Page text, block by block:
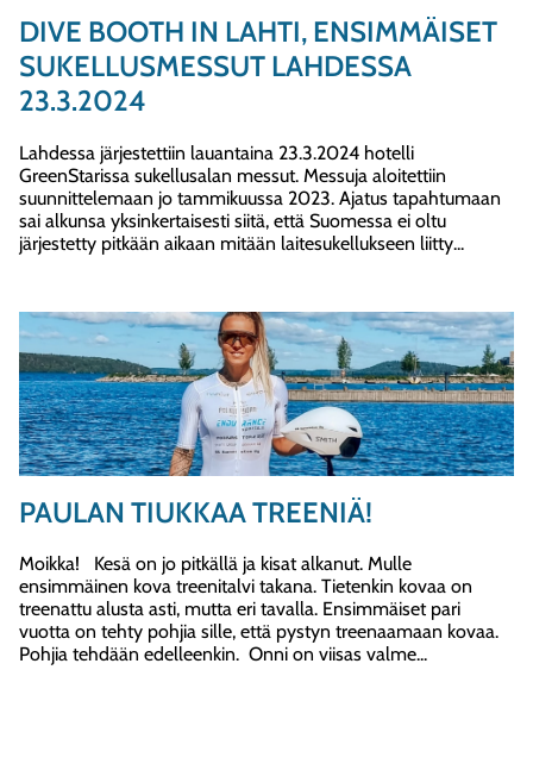
DIVE BOOTH IN LAHTI, ENSIMMÄISET
SUKELLUSMESSUT LAHDESSA
23.3.2024
Lahdessa järjestettiin lauantaina 23.3.2024 hotelli
GreenStarissa sukellusalan messut. Messuja aloitettiin
suunnittelemaan jo tammikuussa 2023. Ajatus tapahtumaan
sai alkunsa yksinkertaisesti siitä, että Suomessa ei oltu
järjestetty pitkään aikaan mitään laitesukellukseen liitty...
PAULAN TIUKKAA TREENIÄ!
Moikka! Kesä on jo pitkällä ja kisat alkanut. Mulle
ensimmäinen kova treenitalvi takana. Tietenkin kovaa on
treenattu alusta asti, mutta eri tavalla. Ensimmäiset pari
vuotta on tehty pohjia sille, että pystyn treenaamaan kovaa.
Pohjia tehdään edelleenkin. Onni on viisas valme...